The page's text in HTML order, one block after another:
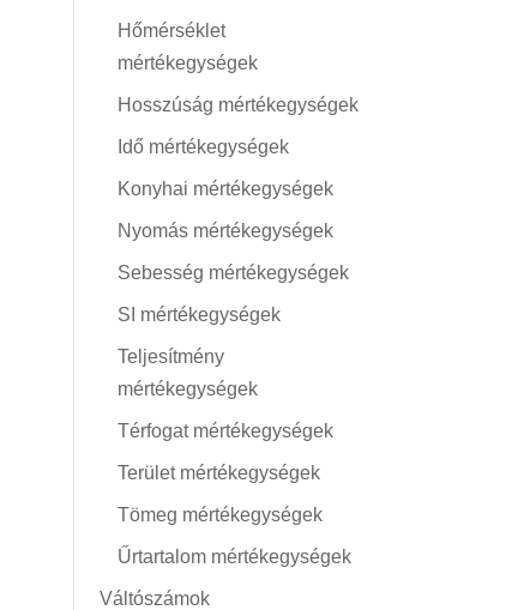
Hőmérséklet
mértékegységek
Hosszúság mértékegységek
Idő mértékegységek
Konyhai mértékegységek
Nyomás mértékegységek
Sebesség mértékegységek
SI mértékegységek
Teljesítmény
mértékegységek
Térfogat mértékegységek
Terület mértékegységek
Tömeg mértékegységek
Űrtartalom mértékegységek
Váltószámok